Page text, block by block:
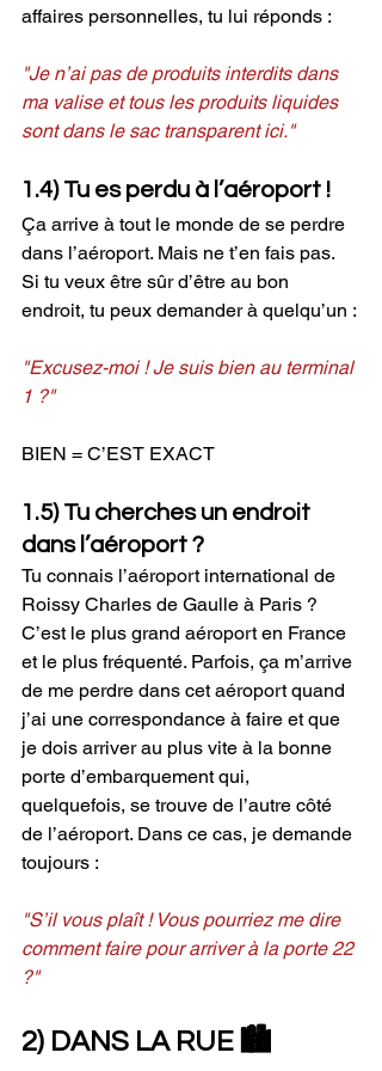
affaires personnelles, tu lui réponds :
"Je n’ai pas de produits interdits dans
ma valise et tous les produits liquides
sont dans le sac transparent ici."
1.4) Tu es perdu à l’aéroport !
Ça arrive à tout le monde de se perdre
dans l’aéroport. Mais ne t’en fais pas.
Si tu veux être sûr d’être au bon
endroit, tu peux demander à quelqu’un :
"Excusez-moi ! Je suis bien au terminal
1 ?"
BIEN = C’EST EXACT
1.5) Tu cherches un endroit
dans l’aéroport ?
Tu connais l’aéroport international de
Roissy Charles de Gaulle à Paris ?
C’est le plus grand aéroport en France
et le plus fréquenté. Parfois, ça m’arrive
de me perdre dans cet aéroport quand
j’ai une correspondance à faire et que
je dois arriver au plus vite à la bonne
porte d’embarquement qui,
quelquefois, se trouve de l’autre côté
de l’aéroport. Dans ce cas, je demande
toujours :
"S’il vous plaît ! Vous pourriez me dire
comment faire pour arriver à la porte 22
?"
2) DANS LA RUE 🏙️